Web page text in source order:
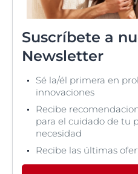
Suscríbete a
Newsletter
Sé la/él primera en
innovaciones
Recibe
para el cuidado de tu
necesidad
Recibe las últimas